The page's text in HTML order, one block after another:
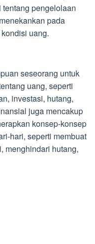
pengelolaan
pada
uang.
seseorang untuk
uang, seperti
investasi, hutang,
juga mencakup
konsep-konsep
hari, seperti membuat
menghindari hutang,